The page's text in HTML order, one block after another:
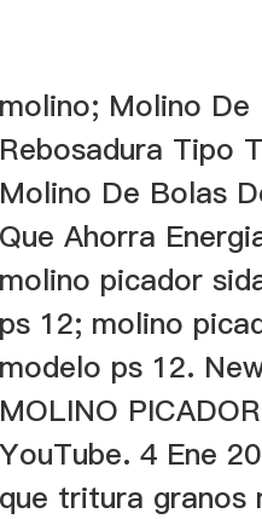
molino; Molino De
Rebosadura Tipo
Molino De Bolas
Que Ahorra
molino picador
ps 12; molino
modelo ps 12.
MOLINO
YouTube. 4 Ene
que tritura granos